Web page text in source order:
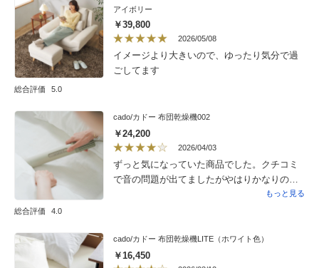
総合評価 5.0
アイボリー
￥39,800
2026/05/08
イメージより大きいので、ゆったり気分で過
ごしてます
総合評価 4.0
cado/カドー 布団乾燥機002
￥24,200
2026/04/03
ずっと気になっていた商品でした。クチコミ
で音の問題が出てましたがやはりかなりの音
量だと思います。布団を被せて別室であれば
なと思います。ただお手軽に乾燥をできる事
がそれを上回り購入して良かったと思える商
もっと見る
cado/カドー 布団乾燥機LITE（ホワイト色）
￥16,450